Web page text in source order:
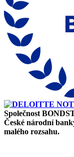
Společnost
České národní
malého rozsahu.